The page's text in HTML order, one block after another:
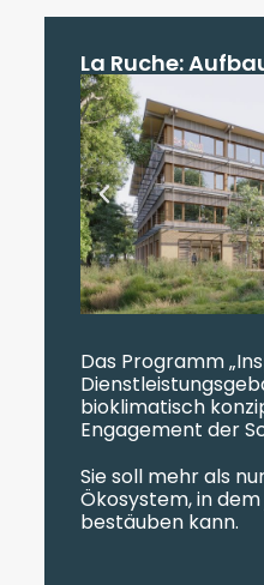
La Ruche:
Das Programm
bioklimatisch
Engagement der
Sie soll mehr als
Ökosystem, in
bestäuben kann.